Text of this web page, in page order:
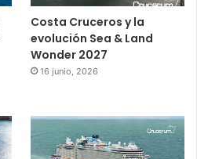
Costa Cruceros y la
evolución Sea & Land
Wonder 2027
16 junio, 2026